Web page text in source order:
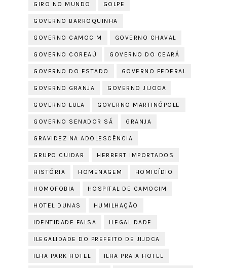
GIRO NO MUNDO GOLPE
GOVERNO BARROQUINHA
GOVERNO CAMOCIM GOVERNO CHAVAL
GOVERNO COREAÚ GOVERNO DO CEARÁ
GOVERNO DO ESTADO GOVERNO FEDERAL
GOVERNO GRANJA GOVERNO JIJOCA
GOVERNO LULA GOVERNO MARTINÓPOLE
GOVERNO SENADOR SÁ GRANJA
GRAVIDEZ NA ADOLESCÊNCIA
GRUPO CUIDAR HERBERT IMPORTADOS
HISTÓRIA HOMENAGEM HOMICÍDIO
HOMOFOBIA HOSPITAL DE CAMOCIM
HOTEL DUNAS HUMILHAÇÃO
IDENTIDADE FALSA ILEGALIDADE
ILEGALIDADE DO PREFEITO DE JIJOCA
ILHA PARK HOTEL ILHA PRAIA HOTEL